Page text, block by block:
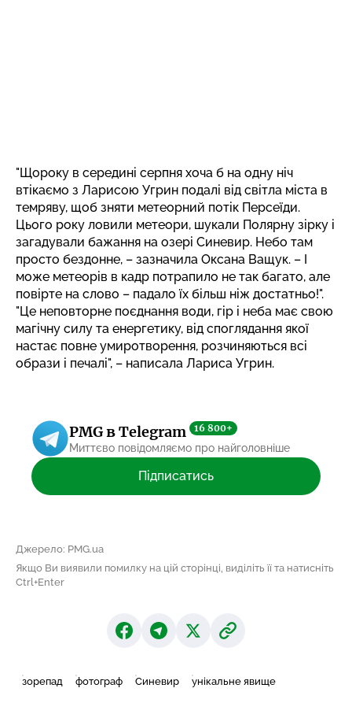
"Щороку в середині серпня хоча б на одну ніч
втікаємо з Ларисою Угрин подалі від світла міста в
темряву, щоб зняти метеорний потік Персеїди.
Цього року ловили метеори, шукали Полярну зірку і
загадували бажання на озері Синевир. Небо там
просто бездонне, – зазначила Оксана Ващук. – І
може метеорів в кадр потрапило не так багато, але
повірте на слово – падало їх більш ніж достатньо!".
"Це неповторне поєднання води, гір і неба має свою
магічну силу та енергетику, від споглядання якої
настає повне умиротворення, розчиняються всі
образи і печалі", – написала Лариса Угрин.
PMG в Telegram 16 800+
Миттєво повідомляємо про найголовніше
Підписатись
Джерело: PMG.ua
Якщо Ви виявили помилку на цій сторінці, виділіть її та натисніть
Ctrl+Enter
зорепад фотограф Синевир унікальне явище